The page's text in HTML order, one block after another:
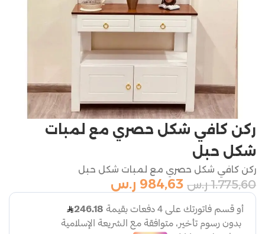
ركن كافي شكل حصري مع لمبات
شكل حبل
ركن كافي شكل حصري مع لمبات شكل حبل
1.775,60 ر.س 984,63 ر.س